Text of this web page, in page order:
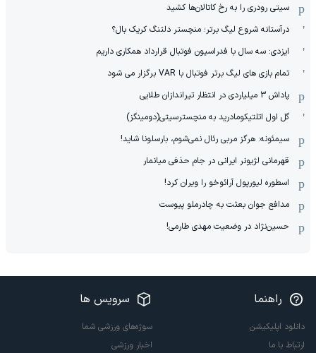
سیتی رودری را به رخ کاتالان‌ها کشید
درآستانه شروع لیگ برتر؛ منچستر دلتنگ کریک بال؟
ایزدی: سه سال با فدراسیون فوتبال قرارداد همکاری داریم
تمام بازی های لیگ برتر فوتبال با VAR برگزار می شود
پاداش 3 میلیاردی در انتظار تیراندازان طلایی
گل اول اتلتیکومادرید به منچسترسیتی(دومینگز)
سیمئونه: هرگز مربی رئال نمی‌شوم، بارسلونا شاید!
قهرمانی لژیونر ایرانی در جام حذفی میانمار
اسطوره لیورپول آرائوخو را ویران کرد!
مدافع جوان بعثت به چادرملو پیوست
حسین‌نژاد در وضعیت مهدی طارمی!
راهنما
دانلود اپلیکیشن
ارتباط با ما
سرویس ها
سوژه‌های ورزشی شما
اخبار ورزشی